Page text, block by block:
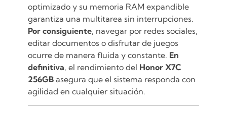
optimizado y su memoria RAM expandible
garantiza una multitarea sin interrupciones.
Por consiguiente, navegar por redes sociales,
editar documentos o disfrutar de juegos
ocurre de manera fluida y constante. En
definitiva, el rendimiento del Honor X7C
256GB asegura que el sistema responda con
agilidad en cualquier situación.